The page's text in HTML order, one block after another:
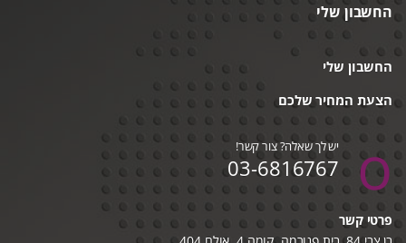
החשבון שלי
החשבון שלי
הצעת המחיר שלכם
יש לך שאלה? צור קשר!
03-6816767
פרטי קשר